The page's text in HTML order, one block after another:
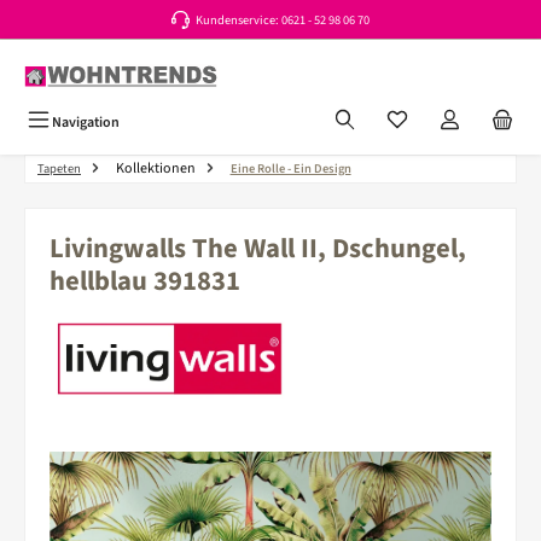
Kundenservice: 0621 - 52 98 06 70
Navigation Du hast 0 Produkte
Tapeten Kollektionen Eine Rolle - Ein Design
Livingwalls The Wall II, Dschungel,
hellblau 391831
Bildergalerie überspringen